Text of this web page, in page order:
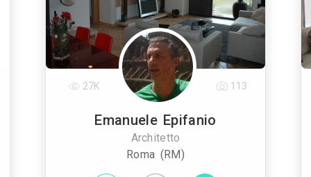
Emanuele Epifanio
Architetto
Roma (RM)
27K 113